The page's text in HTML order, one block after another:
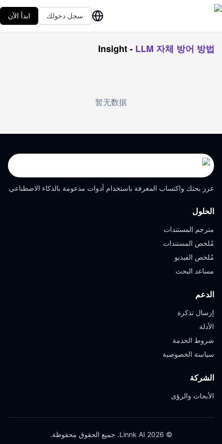
سجل دخولك ابدأ الآن
Insight- LLM 자체 방어 방법
暂无数据
عزز بحثك واكتساب المعرفة باستخدام أدوات مدعومة بالذكاء الاصطناعي
الحلول
مترجم المستندات
مُلخص المستندات
مُلخص الفيديو
مساعد البحث
الدعم
إرسال تذكرة
الأدلة
شروط الخدمة
سياسة الخصوصية
الشركة
الأبحاث والرؤى
© 2026 Linnk AI. جميع الحقوق محفوظة.